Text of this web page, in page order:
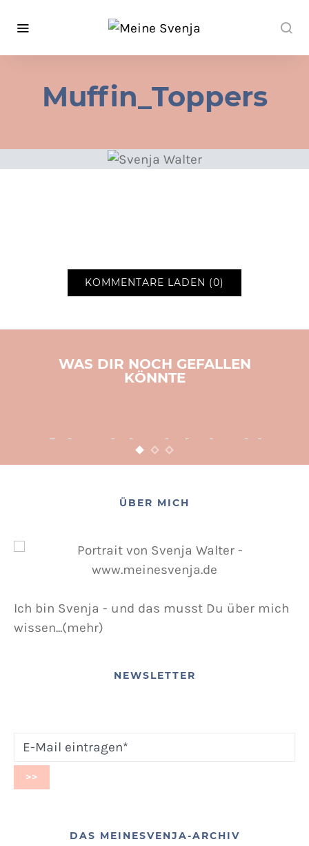
Muffin_Toppers
KOMMENTARE LADEN (0)
WAS DIR NOCH GEFALLEN
KÖNNTE
Adventsbasteln leicht
gemacht
POSTED ON
ÜBER MICH
Ich bin Svenja - und das musst Du über mich
wissen...(mehr)
NEWSLETTER
DAS MEINESVENJA-ARCHIV